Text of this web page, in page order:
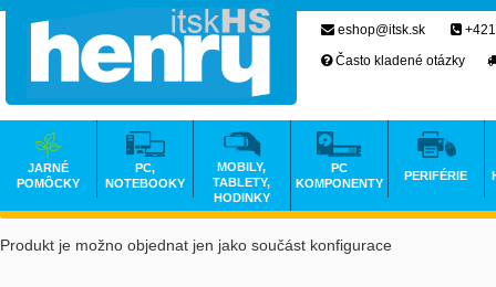
Produkt je možno objednat jen jako součást konfigurace
eshop@itsk.sk
Často kladené otázky
JARNÉ
POMÔCKY
PC,
NOTEBOOKY
MOBILY,
TABLETY,
HODINKY
PC
KOMPONENTY
PERIFÉRIE